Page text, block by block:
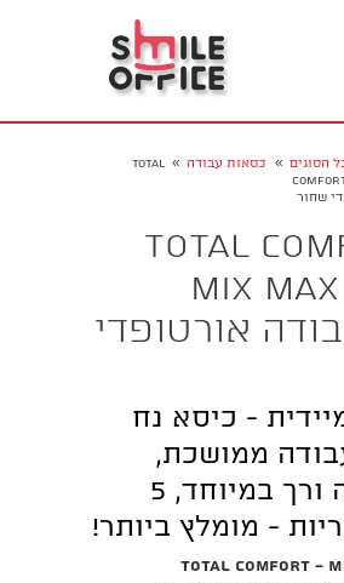
הסוגים » כסאות עבודה »
Total
Comfort
שחור
Total
MIX
אורטופדי
- כיסא נח
ממושכת,
ספוג עבה ורך במיוחד, 5
- מומלץ ביותר!
Total Comfort -